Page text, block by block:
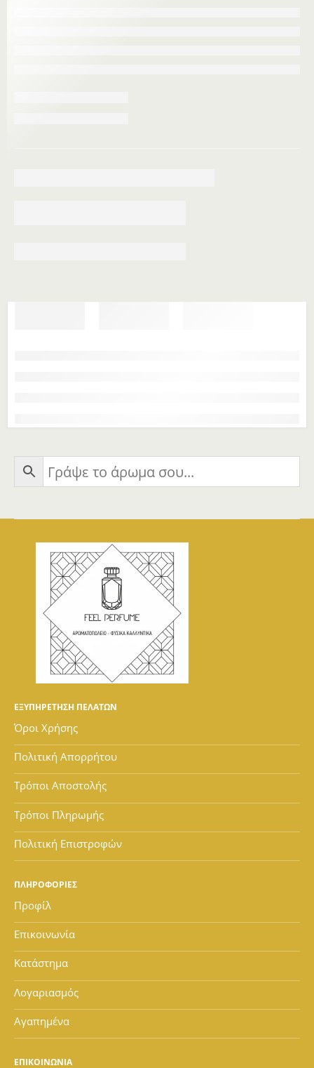
ΕΞΥΠΗΡΕΤΗΣΗ ΠΕΛΑΤΩΝ
Όροι Χρήσης
Πολιτική Απορρήτου
Τρόποι Αποστολής
Τρόποι Πληρωμής
Πολιτική Επιστροφών
ΠΛΗΡΟΦΟΡΙΕΣ
Προφίλ
Επικοινωνία
Κατάστημα
Λογαριασμός
Αγαπημένα
ΕΠΙΚΟΙΝΩΝΙΑ